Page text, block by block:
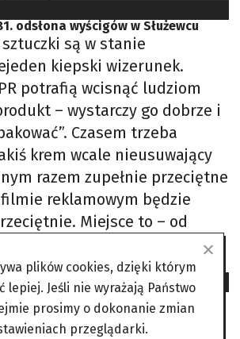
odsłona wyścigów w Służewcu
są w stanie
kiepski wizerunek.
potrafią wcisnąć ludziom
– wystarczy go dobrze i
Czasem trzeba
krem wcale nieusuwający
razem zupełnie przeciętne
reklamowym będzie
Miejsce to – od
sezon odwiedzane przez
Totalizatora Sportowego.
podczas pandemii
rolę Totalizatora
plików cookies, dzięki którym
lepiej. Jeśli nie wyrażają Państwo
prosimy o dokonanie zmian
przeglądarki.